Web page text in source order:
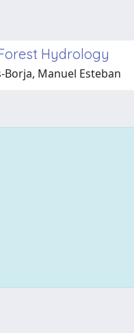
Hydrology
Borja, Manuel Esteban